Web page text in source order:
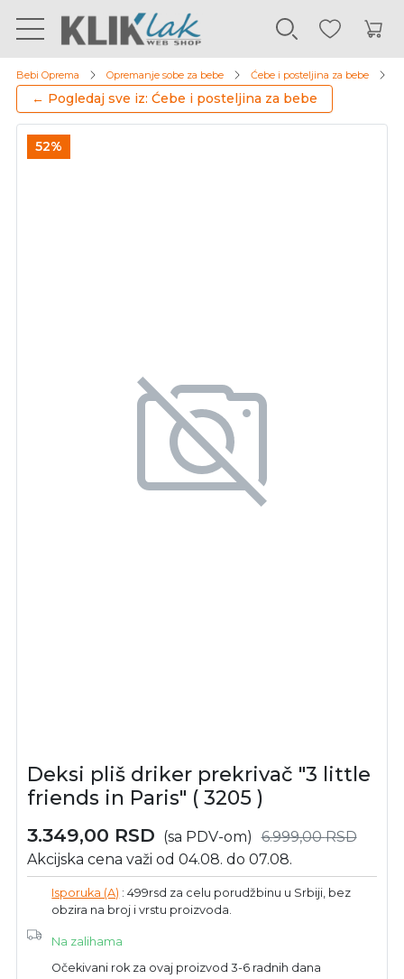
Bebi Oprema Opremanje sobe za bebe Ćebe i posteljina za bebe
← Pogledaj sve iz: Ćebe i posteljina za bebe
52%
Deksi pliš driker prekrivač "3 little
friends in Paris" ( 3205 )
3.349,00 RSD (sa PDV-om) 6.999,00RSD
Akcijska cena važi od 04.08. do 07.08.
Isporuka (A) : 499rsd za celu porudžbinu u Srbiji, bez
obzira na broj i vrstu proizvoda.
Na zalihama
Očekivani rok za ovaj proizvod 3-6 radnih dana